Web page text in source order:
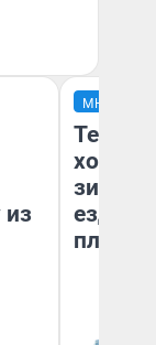
из
МНЕНИЕ
Тепло
зимой.
ездит
плюсы